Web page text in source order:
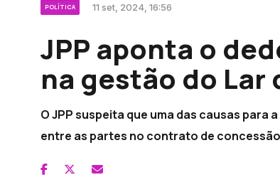
POLÍTICA 11 set, 2024, 16:56
JPP aponta o
na gestão do Lar
O JPP suspeita que uma das causas para
entre as partes no contrato de